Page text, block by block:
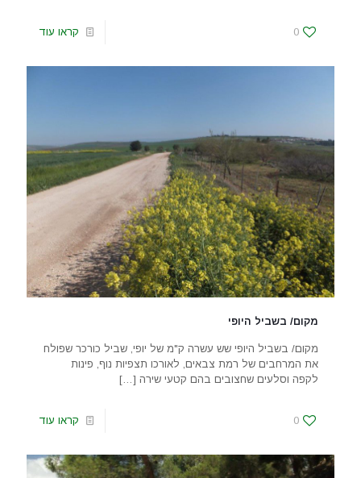
0 קראו עוד
מקום/ בשביל היופי
מקום/ בשביל היופי שש עשרה ק"מ של יופי, שביל כורכר שפולח
את המרחבים של רמת צבאים, לאורכו תצפיות נוף, פינות
לקפה וסלעים שחצובים בהם קטעי שירה […]
0 קראו עוד